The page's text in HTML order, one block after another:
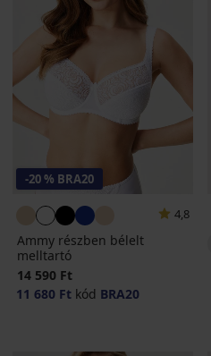
-20 % BRA20
4,8
Ammy részben bélelt
melltartó
14 590 Ft
11 680 Ft kód BRA20